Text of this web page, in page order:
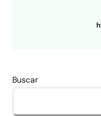
Buscar